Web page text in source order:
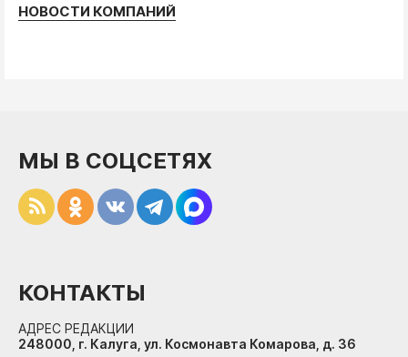
НОВОСТИ КОМПАНИЙ
МЫ В СОЦСЕТЯХ
КОНТАКТЫ
АДРЕС РЕДАКЦИИ
248000, г. Калуга, ул. Космонавта Комарова, д. 36